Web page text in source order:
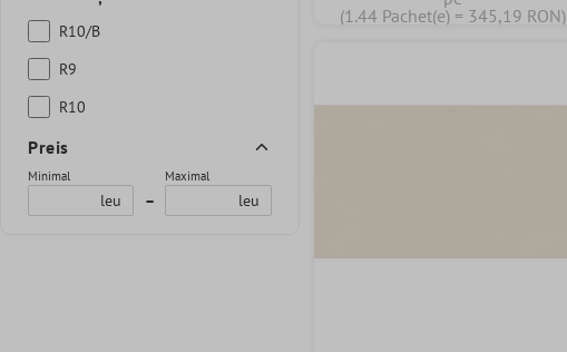
R10/B
R9
R10
Preis
Minimal
leu –
Maximal
leu
(1.44 Pachet(e) = 345,19 RON)